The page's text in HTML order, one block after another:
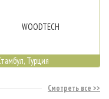
WOODTECH
Турция
Смотреть все